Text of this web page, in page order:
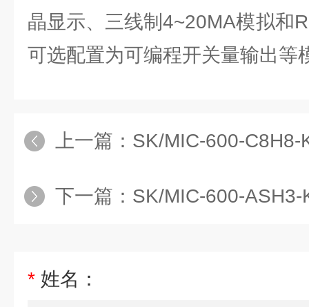
晶显示、三线制4~20MA模拟和
可选配置为可编程开关量输出等
上一篇： SK/MIC-600-C8H8-K
下一篇： SK/MIC-600-ASH3-K
* 姓名：